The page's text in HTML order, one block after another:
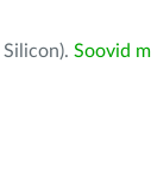
Soovid